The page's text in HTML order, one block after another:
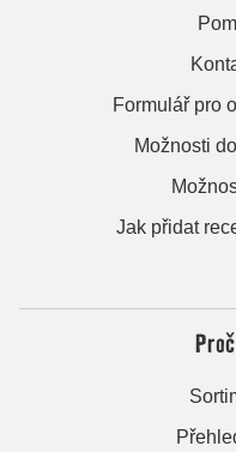
Formulář pro
Možnosti
Jak přidat